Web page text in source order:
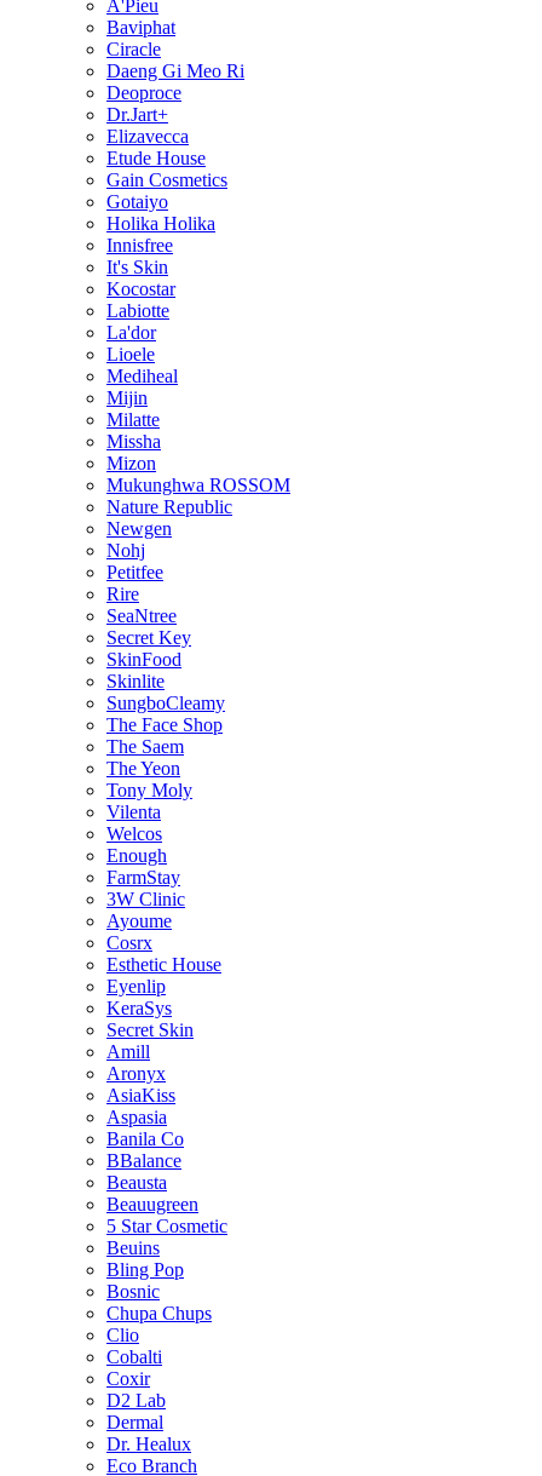
A'Pieu
Baviphat
Ciracle
Daeng Gi Meo Ri
Deoproce
Dr.Jart+
Elizavecca
Etude House
Gain Cosmetics
Gotaiyo
Holika Holika
Innisfree
It's Skin
Kocostar
Labiotte
La'dor
Lioele
Mediheal
Mijin
Milatte
Missha
Mizon
Mukunghwa ROSSOM
Nature Republic
Newgen
Nohj
Petitfee
Rire
SeaNtree
Secret Key
SkinFood
Skinlite
SungboCleamy
The Face Shop
The Saem
The Yeon
Tony Moly
Vilenta
Welcos
Enough
FarmStay
3W Clinic
Ayoume
Cosrx
Esthetic House
Eyenlip
KeraSys
Secret Skin
Amill
Aronyx
AsiaKiss
Aspasia
Banila Co
BBalance
Beausta
Beauugreen
5 Star Cosmetic
Beuins
Bling Pop
Bosnic
Chupa Chups
Clio
Cobalti
Coxir
D2 Lab
Dermal
Dr. Healux
Eco Branch